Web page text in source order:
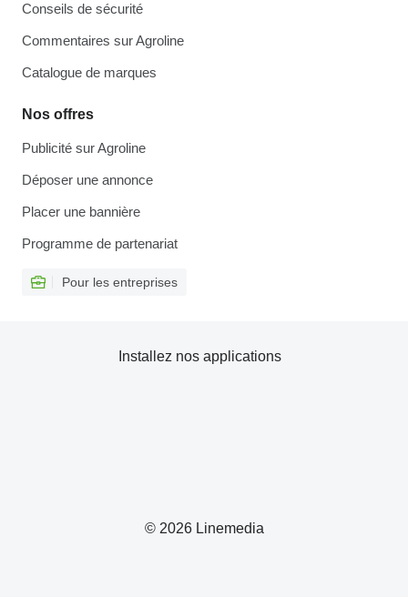
Conseils de sécurité
Commentaires sur Agroline
Catalogue de marques
Nos offres
Publicité sur Agroline
Déposer une annonce
Placer une bannière
Programme de partenariat
Pour les entreprises
© 2026 Linemedia
Installez nos applications